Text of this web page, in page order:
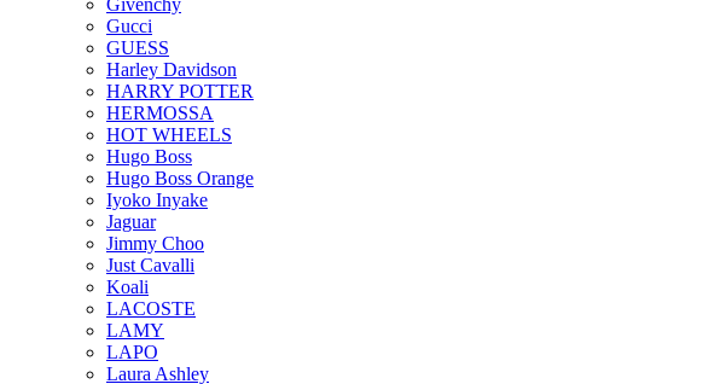
Givenchy
Gucci
GUESS
Harley Davidson
HARRY POTTER
HERMOSSA
HOT WHEELS
Hugo Boss
Hugo Boss Orange
Iyoko Inyake
Jaguar
Jimmy Choo
Just Cavalli
Koali
LACOSTE
LAMY
LAPO
Laura Ashley